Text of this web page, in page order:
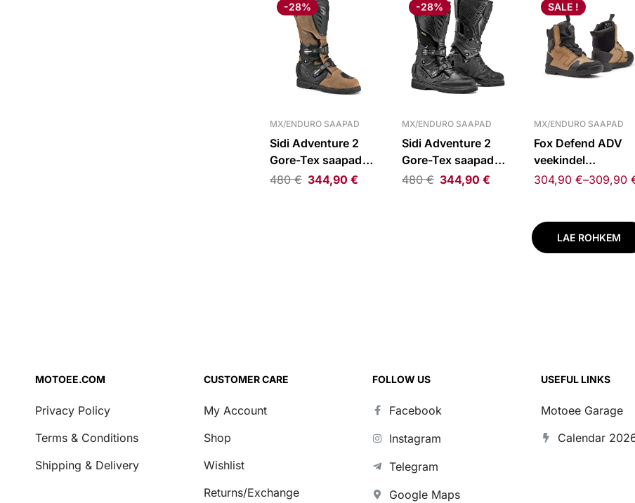
Käigukasti õli
Lukud ja ketid
Transport ja ladustamine
Katted
-28%
MX/ENDURO SAAPAD
Sidi Adventure 2
Gore-Tex saapad
must/pruun
480€ 344,90 €
-28%
MX/ENDURO SAAPAD
Sidi Adventure 2
Gore-Tex saapad
must
480€ 344,90 €
SALE !
MX/ENDURO SAAPAD
Fox Defend ADV
veekindel
krossisaapad
304,90 €–309,90
LAE ROHKEM
MOTOEE.COM
Privacy Policy
Terms & Conditions
Shipping & Delivery
CUSTOMER CARE
My Account
Shop
Wishlist
Returns/Exchange
FOLLOW US
Facebook
Instagram
Telegram
Google Maps
USEFUL LINKS
Motoee Garage
Calendar